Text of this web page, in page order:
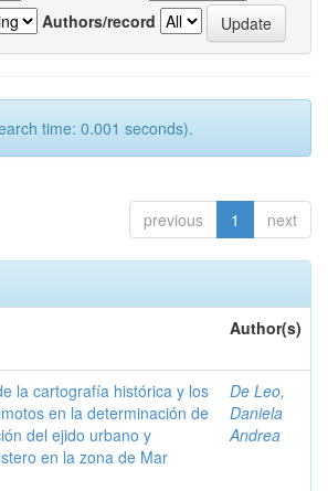
Authors/record
time: 0.001 seconds).
previous 1 next
Author(s)
la cartografía histórica y los
en la determinación de
del ejido urbano y
en la zona de Mar
De Leo,
Daniela
Andrea